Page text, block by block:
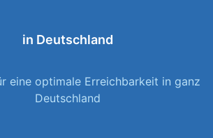
in Deutschland
eine optimale Erreichbarkeit in ganz
Deutschland